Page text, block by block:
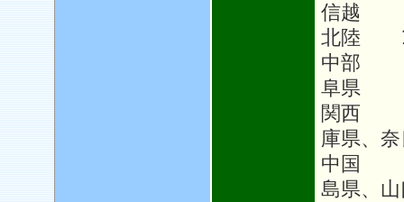
信越
北陸
中部
阜県
関西
庫県、
中国
島県、